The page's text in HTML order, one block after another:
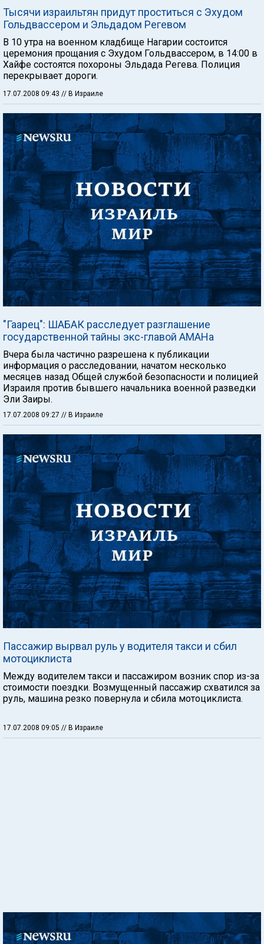
Тысячи израильтян придут проститься с Эхудом
Гольдвассером и Эльдадом Регевом
В 10 утра на военном кладбище Нагарии состоится
церемония прощания с Эхудом Гольдвассером, в 14:00 в
Хайфе состоятся похороны Эльдада Регева. Полиция
перекрывает дороги.
17.07.2008 09:43 // В Израиле
"Гаарец": ШАБАК расследует разглашение
государственной тайны экс-главой АМАНа
Вчера была частично разрешена к публикации
информация о расследовании, начатом несколько
месяцев назад Общей службой безопасности и полицией
Израиля против бывшего начальника военной разведки
Эли Заиры.
17.07.2008 09:27 // В Израиле
Пассажир вырвал руль у водителя такси и сбил
мотоциклиста
Между водителем такси и пассажиром возник спор из-за
стоимости поездки. Возмущенный пассажир схватился за
руль, машина резко повернула и сбила мотоциклиста.
17.07.2008 09:05 // В Израиле